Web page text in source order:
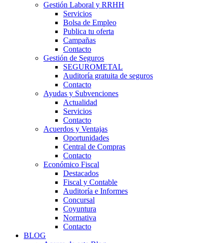
Gestión Laboral y RRHH
Servicios
Bolsa de Empleo
Publica tu oferta
Campañas
Contacto
Gestión de Seguros
SEGUROMETAL
Auditoría gratuita de seguros
Contacto
Ayudas y Subvenciones
Actualidad
Servicios
Contacto
Acuerdos y Ventajas
Oportunidades
Central de Compras
Contacto
Económico Fiscal
Destacados
Fiscal y Contable
Auditoría e Informes
Concursal
Coyuntura
Normativa
Contacto
BLOG